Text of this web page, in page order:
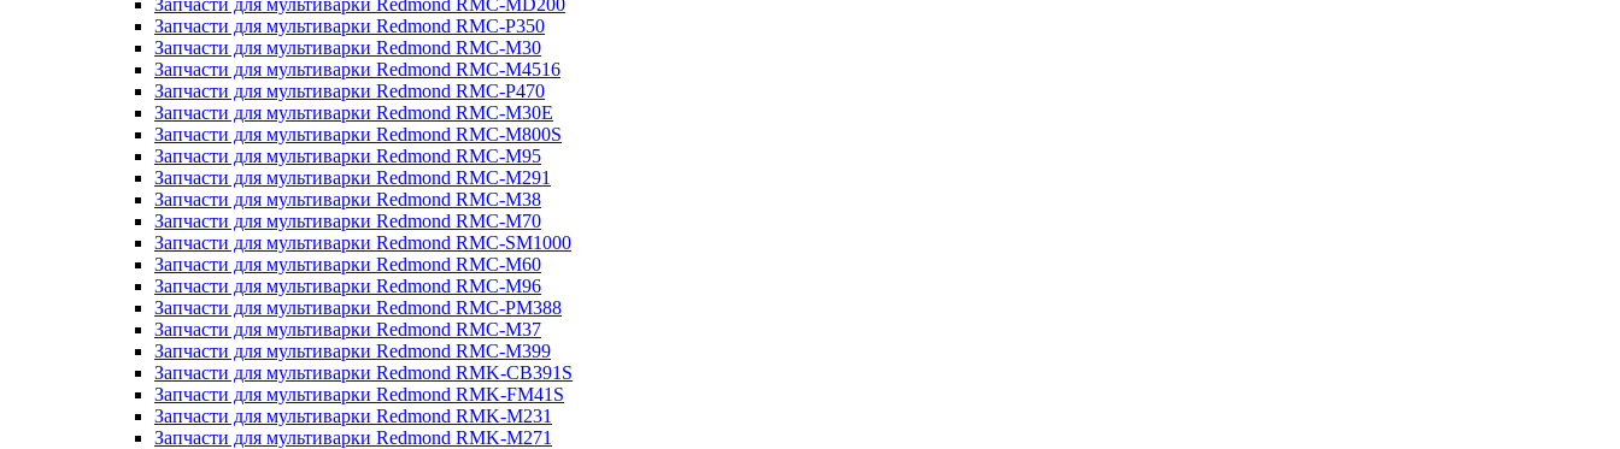
Запчасти для мультиварки Redmond RMC-MD200
Запчасти для мультиварки Redmond RMC-P350
Запчасти для мультиварки Redmond RMC-M30
Запчасти для мультиварки Redmond RMC-M4516
Запчасти для мультиварки Redmond RMC-P470
Запчасти для мультиварки Redmond RMC-M30E
Запчасти для мультиварки Redmond RMC-M800S
Запчасти для мультиварки Redmond RMC-M95
Запчасти для мультиварки Redmond RMC-M291
Запчасти для мультиварки Redmond RMC-M38
Запчасти для мультиварки Redmond RMC-M70
Запчасти для мультиварки Redmond RMC-SM1000
Запчасти для мультиварки Redmond RMC-M60
Запчасти для мультиварки Redmond RMC-M96
Запчасти для мультиварки Redmond RMC-PM388
Запчасти для мультиварки Redmond RMC-M37
Запчасти для мультиварки Redmond RMC-M399
Запчасти для мультиварки Redmond RMK-CB391S
Запчасти для мультиварки Redmond RMK-FM41S
Запчасти для мультиварки Redmond RMK-M231
Запчасти для мультиварки Redmond RMK-M271